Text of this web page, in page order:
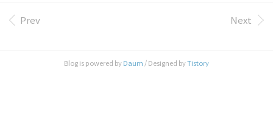
는 아래와 간은 시스템 요구사항을 권장한다. 구분
플렛폼 운영체제 Ubuntu 20.04 LTS (권장) Red Hat E
기도 하고, 업그레이드 부작용이 우려되어 더 이상
이 현상은 두 번째 격는 것인데, 인덱스 데이터가 너
Prev Next
Blog is powered by Daum / Designed byTistory